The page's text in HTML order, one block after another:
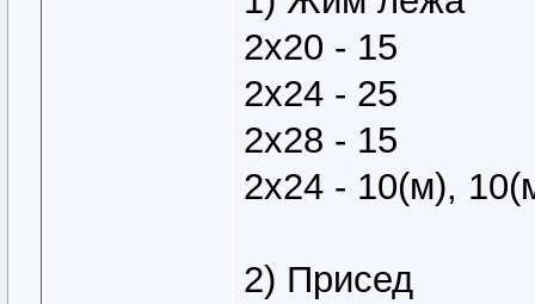
2х20 - 15
2х24 - 25
2х28 - 15
2х24 - 10(м),
2) Присед